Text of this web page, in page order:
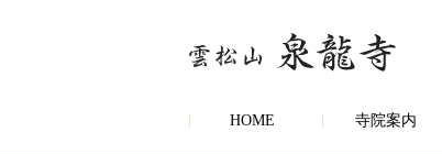
HOME 寺院案内